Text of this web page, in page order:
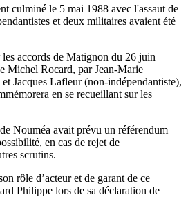
culminé le 5 mai 1988 avec l'assaut de
et deux militaires avaient été
accords de Matignon du 26 juin
Michel Rocard, par Jean-Marie
Jacques Lafleur (non-indépendantiste),
en se recueillant sur les
Nouméa avait prévu un référendum
en cas de rejet de
scrutins.
rôle d’acteur et de garant de ce
Philippe lors de sa déclaration de